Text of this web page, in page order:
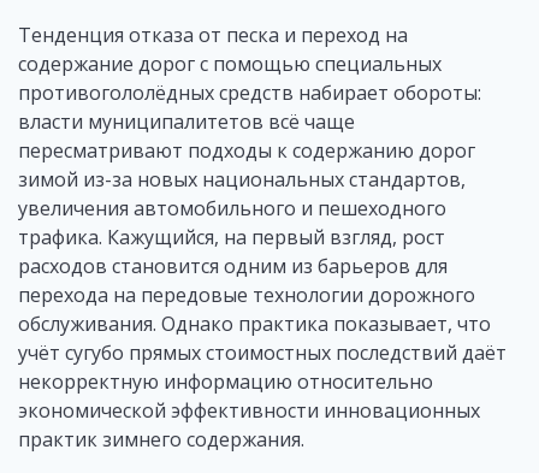
Тенденция отказа от песка и переход на
содержание дорог с помощью специальных
противогололёдных средств набирает обороты:
власти муниципалитетов всё чаще
пересматривают подходы к содержанию дорог
зимой из-за новых национальных стандартов,
увеличения автомобильного и пешеходного
трафика. Кажущийся, на первый взгляд, рост
расходов становится одним из барьеров для
перехода на передовые технологии дорожного
обслуживания. Однако практика показывает, что
учёт сугубо прямых стоимостных последствий даёт
некорректную информацию относительно
экономической эффективности инновационных
практик зимнего содержания.